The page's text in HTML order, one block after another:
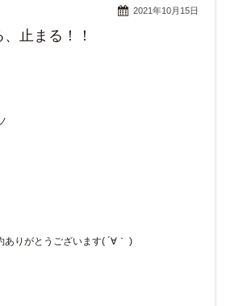
2021年10月15日
止まる！！
ありがとうございます( ´∀｀ )